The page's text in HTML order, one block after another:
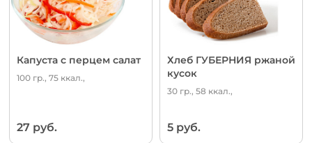
Капуста с перцем салат
100 гр., 75 ккал.,
27 руб.
Хлеб ГУБЕРНИЯ ржаной
кусок
30 гр., 58 ккал.,
5 руб.